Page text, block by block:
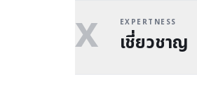
X EXPERTNESS
เชี่ยวชาญ